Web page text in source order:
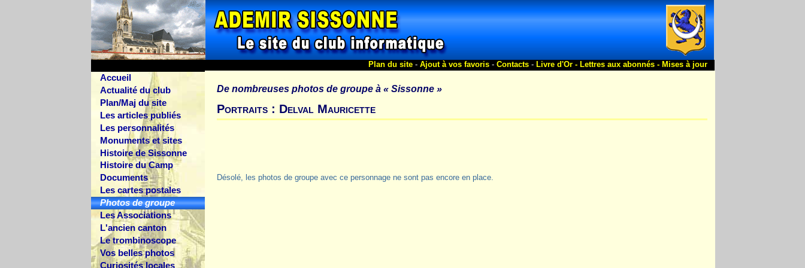
Accueil
Actualité du club
Plan/Maj du site
Les articles publiés
Les personnalités
Monuments et sites
Histoire de Sissonne
Histoire du Camp
Documents
Les cartes postales
Photos de groupe
Les Associations
L'ancien canton
Le trombinoscope
Vos belles photos
Curiosités locales
Plan du site- Ajout à vos favoris- Contacts- Livre d'Or - Lettres aux abonnés - Mises à jour
De nombreuses photos de groupe à « Sissonne »
Portraits : Delval Mauricette
Désolé, les photos de groupe avec ce personnage ne sont pas encore en place.